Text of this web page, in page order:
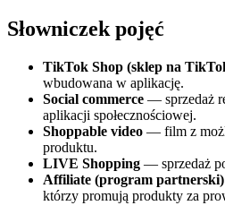
Słowniczek pojęć
TikTok Shop (sklep na
wbudowana w aplikację.
Social commerce — sprzedaż
aplikacji społecznościowej.
Shoppable video — film z
produktu.
LIVE Shopping — sprzedaż
Affiliate (program partnerski)
którzy promują produkty za